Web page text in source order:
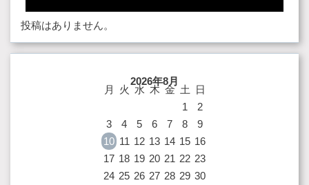
投稿はありません。
2026年8月
月 火 水 木 金 土
日
1
2
3
4 5 6 7 8
9
10 11 12 13 14 15 16
17 18 19 20 21 22 23
24 25 26 27 28 29 30